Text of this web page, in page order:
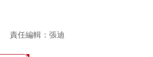
責任編輯：張迪